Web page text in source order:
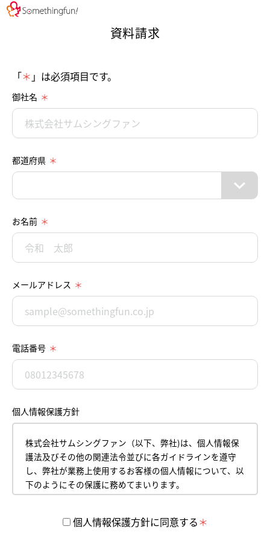
資料請求
「＊ 」は必須項目です。
御社名
都道府県
お名前
メールアドレス
電話番号
個人情報保護方針
株式会社サムシングファン（以下、弊社)は、個人情報保
護法及びその他の関連法令並びに各ガイドラインを遵守
し、弊社が業務上使用するお客様の個人情報について、以
下のようにその保護に務めてまいります。
平成18年4月１日
代表取締役 薮本直樹個人情報保護方針に同意する